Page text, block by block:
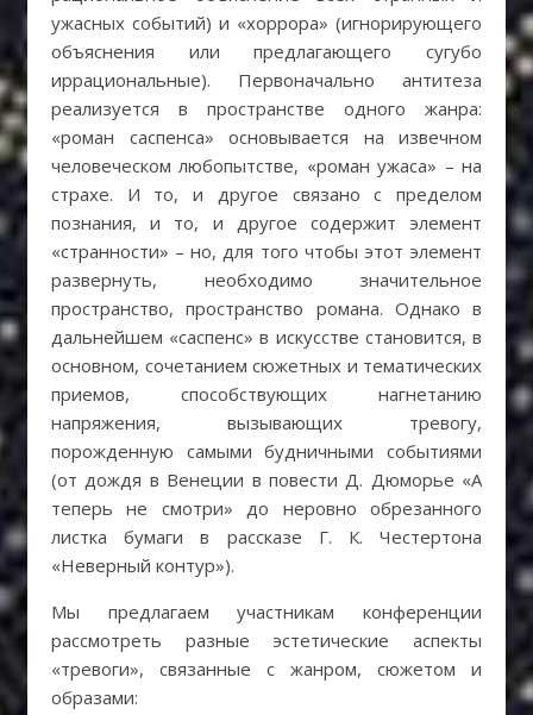
ужасных событий) и «хоррора» (игнорирующего
объяснения или предлагающего сугубо
иррациональные). Первоначально антитеза
реализуется в пространстве одного жанра:
«роман саспенса» основывается на извечном
человеческом любопытстве, «роман ужаса» – на
страхе. И то, и другое связано с пределом
познания, и то, и другое содержит элемент
«странности» – но, для того чтобы этот элемент
развернуть, необходимо значительное
пространство, пространство романа. Однако в
дальнейшем «саспенс» в искусстве становится, в
основном, сочетанием сюжетных и тематических
приемов, способствующих нагнетанию
напряжения, вызывающих тревогу,
порожденную самыми будничными событиями
(от дождя в Венеции в повести Д. Дюморье «А
теперь не смотри» до неровно обрезанного
листка бумаги в рассказе Г. К. Честертона
«Неверный контур»).
Мы предлагаем участникам конференции
рассмотреть разные эстетические аспекты
«тревоги», связанные с жанром, сюжетом и
образами: